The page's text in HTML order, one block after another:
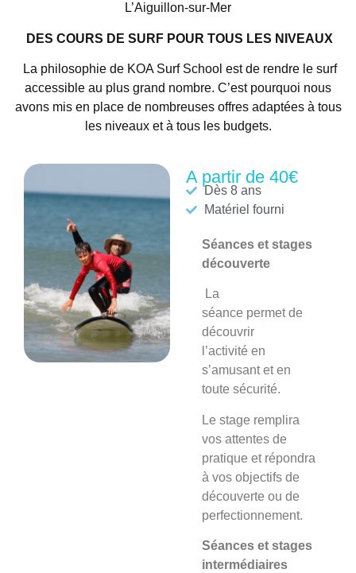
L’Aiguillon-sur-Mer
DES COURS DE SURF POUR TOUS LES NIVEAUX
La philosophie de KOA Surf School est de rendre le surf
accessible au plus grand nombre. C’est pourquoi nous
avons mis en place de nombreuses offres adaptées à tous
les niveaux et à tous les budgets.
A partir de 40€
Dès 8 ans
Matériel fourni
Séances et stages
découverte
La
séance permet de
découvrir
l’activité en
s’amusant et en
toute sécurité.
Le stage remplira
vos attentes de
pratique et répondra
à vos objectifs de
découverte ou de
perfectionnement.
Séances et stages
intermédiaires